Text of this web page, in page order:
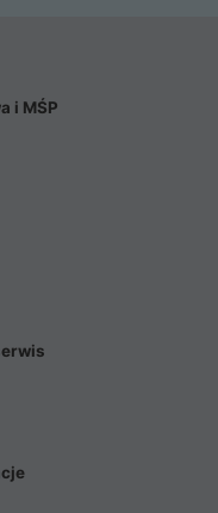
mając już to wszystko,
i MŚP